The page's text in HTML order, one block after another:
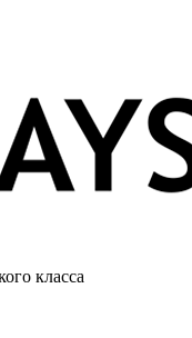
класса